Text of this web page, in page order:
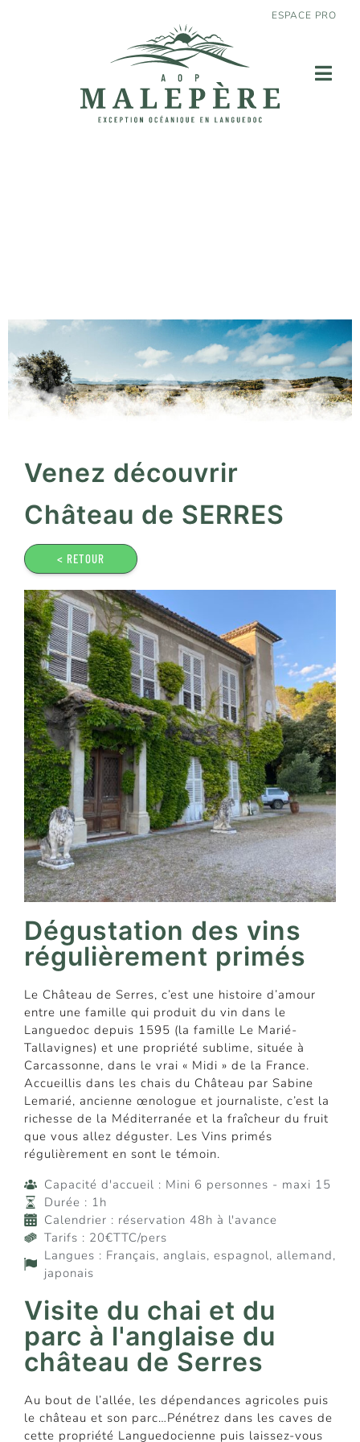
ESPACE PRO
Venez découvrir
Château de SERRES
< RETOUR
Dégustation des vins
régulièrement primés
Le Château de Serres, c’est une histoire d’amour
entre une famille qui produit du vin dans le
Languedoc depuis 1595 (la famille Le Marié-
Tallavignes) et une propriété sublime, située à
Carcassonne, dans le vrai « Midi » de la France.
Accueillis dans les chais du Château par Sabine
Lemarié, ancienne œnologue et journaliste, c’est la
richesse de la Méditerranée et la fraîcheur du fruit
que vous allez déguster. Les Vins primés
régulièrement en sont le témoin.
Capacité d'accueil : Mini 6 personnes - maxi 15
Durée : 1h
Calendrier : réservation 48h à l'avance
Tarifs : 20€TTC/pers
Langues : Français, anglais, espagnol, allemand,
japonais
Visite du chai et du
parc à l'anglaise du
château de Serres
Au bout de l’allée, les dépendances agricoles puis
le château et son parc…Pénétrez dans les caves de
cette propriété Languedocienne puis laissez-vous